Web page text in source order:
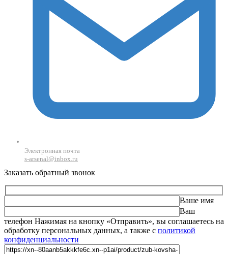
Электронная почта
s-arsenal@inbox.ru
Заказать обратный звонок
Ваше имя
Ваш
телефон Оставьте это поле пустым.
Нажимая на кнопку «Отправить», вы соглашаетесь на
обработку персональных данных, а также с политикой
конфиденциальности